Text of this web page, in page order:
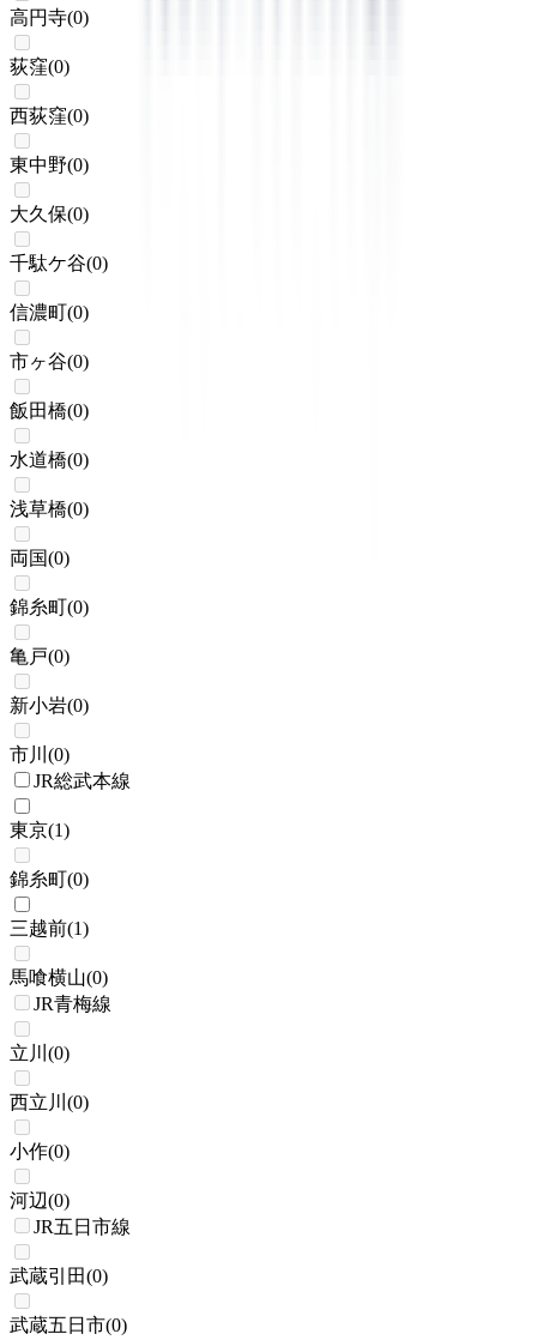
高円寺(0)
荻窪(0)
西荻窪(0)
東中野(0)
大久保(0)
千駄ケ谷(0)
信濃町(0)
市ヶ谷(0)
飯田橋(0)
水道橋(0)
浅草橋(0)
両国(0)
錦糸町(0)
亀戸(0)
新小岩(0)
市川 (0)
JR総武本線
東京(1)
錦糸町(0)
三越前(1)
馬喰横山(0)
JR青梅線
立川 (0)
西立川 (0)
小作(0)
河辺(0)
JR五日市線
武蔵引田(0)
武蔵五日市(0)